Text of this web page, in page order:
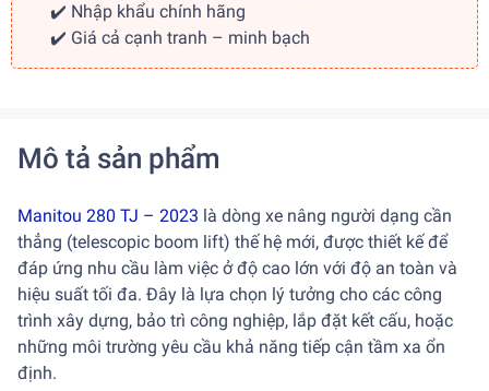
✔️ Nhập khẩu chính hãng
✔️ Giá cả cạnh tranh – minh bạch
Mô tả sản phẩm
Manitou 280 TJ – 2023 là dòng xe nâng người dạng cần
thẳng (telescopic boom lift) thế hệ mới, được thiết kế để
đáp ứng nhu cầu làm việc ở độ cao lớn với độ an toàn và
hiệu suất tối đa. Đây là lựa chọn lý tưởng cho các công
trình xây dựng, bảo trì công nghiệp, lắp đặt kết cấu, hoặc
những môi trường yêu cầu khả năng tiếp cận tầm xa ổn
định.